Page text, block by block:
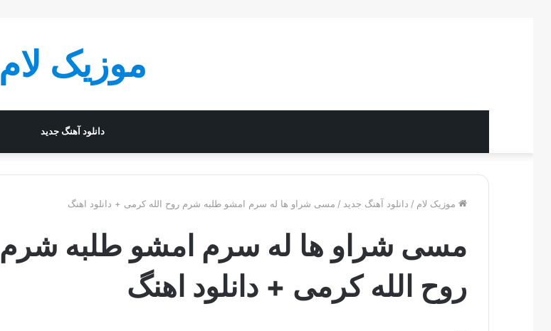
موزیک لام
دانلود آهنگ جدید
موزیک لام / دانلود آهنگ جدید / مسی شراو ها له سرم امشو طلبه شرم روح الله کرمی + دانلود اهنگ
مسی شراو ها له سرم امشو طلبه شرم
روح الله کرمی + دانلود اهنگ